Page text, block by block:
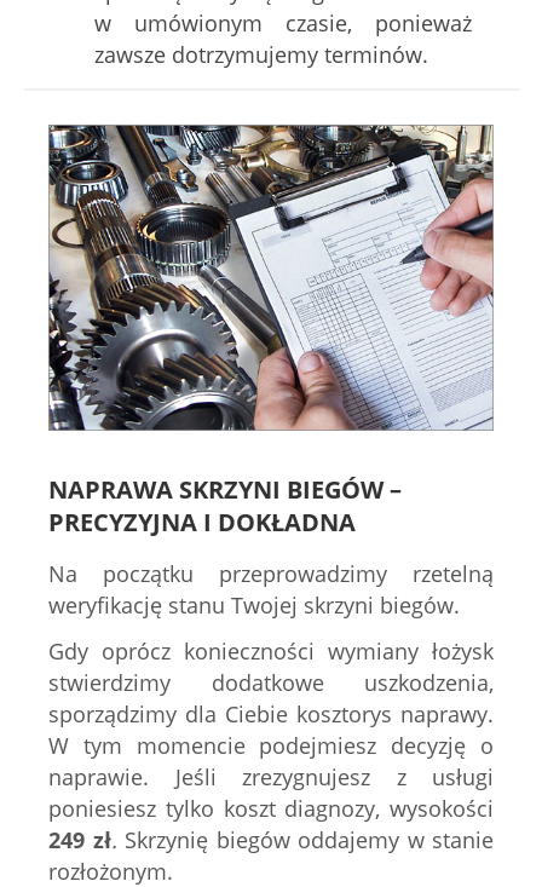
w umówionym czasie, ponieważ
zawsze dotrzymujemy terminów.
NAPRAWA SKRZYNI BIEGÓW –
PRECYZYJNA I DOKŁADNA
Na początku przeprowadzimy rzetelną
weryfikację stanu Twojej skrzyni biegów.
Gdy oprócz konieczności wymiany łożysk
stwierdzimy dodatkowe uszkodzenia,
sporządzimy dla Ciebie kosztorys naprawy.
W tym momencie podejmiesz decyzję o
naprawie. Jeśli zrezygnujesz z usługi
poniesiesz tylko koszt diagnozy, wysokości
249 zł. Skrzynię biegów oddajemy w stanie
rozłożonym.